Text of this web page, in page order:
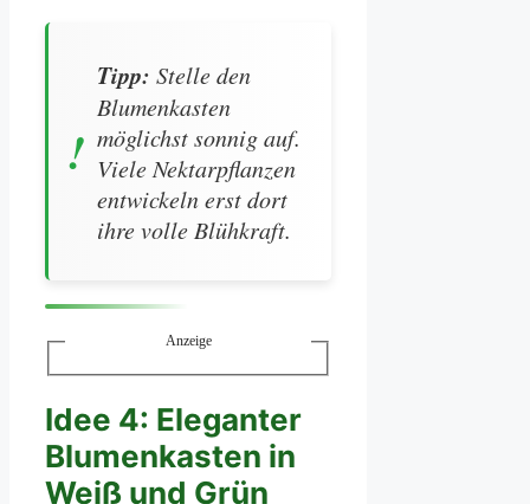
Tipp: Stelle den
Blumenkasten
möglichst sonnig auf.
Viele Nektarpflanzen
entwickeln erst dort
ihre volle Blühkraft.
Anzeige
Idee 4: Eleganter
Blumenkasten in
Weiß und Grün